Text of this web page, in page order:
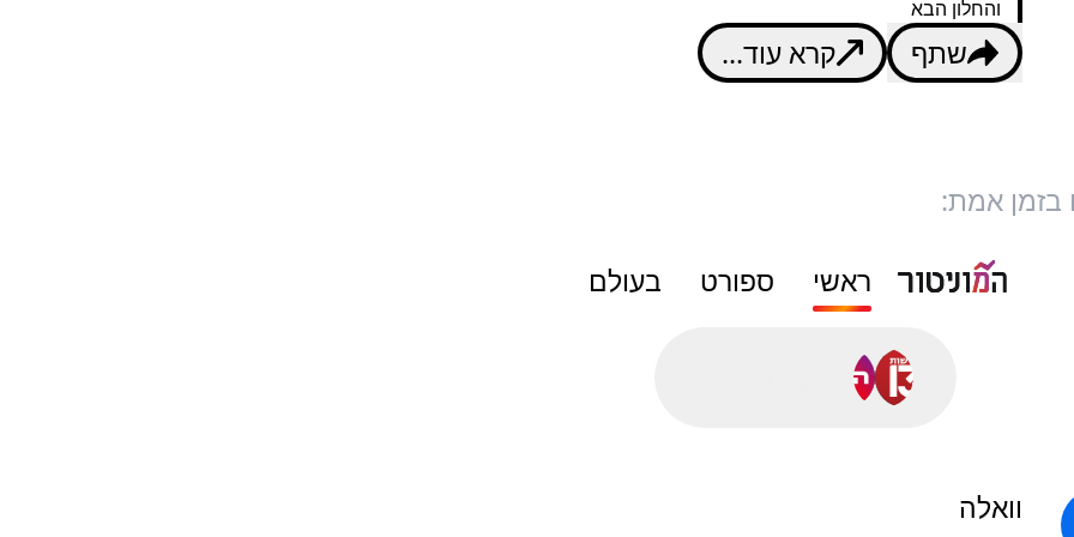
והחלון הבא
קרא עוד... שתף
בזמן אמת:
ראשי ספורט בעולם
וואלה